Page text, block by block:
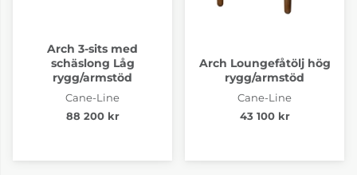
Arch 3-sits med
schäslong Låg
rygg/armstöd
Cane-Line
88 200 kr
Arch Loungefåtölj hög
rygg/armstöd
Cane-Line
43 100 kr